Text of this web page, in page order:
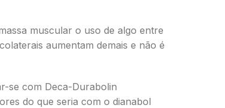
muscular o uso de algo entre
aumentam demais e não é
se com Deca-Durabolin
do que seria com o dianabol